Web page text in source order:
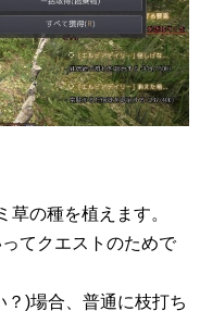
草の種を植えます。
てクエストのためで
)場合、普通に枝打ち